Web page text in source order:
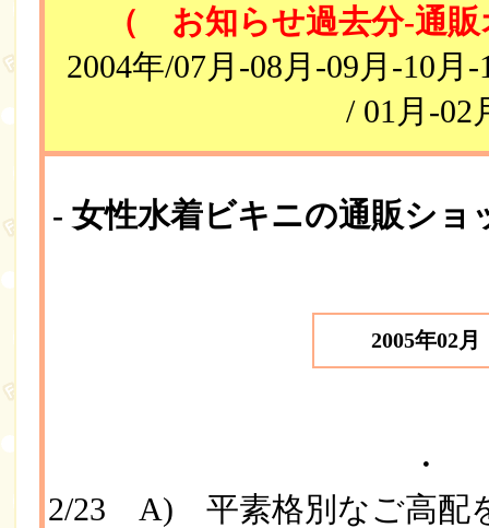
（ お知らせ過去分-通
2004年/07月-08月-09月-10
/ 01月-02
- 女性水着ビキニの通販ショ
2005年02月
・
2/23 A) 平素格別なご高配